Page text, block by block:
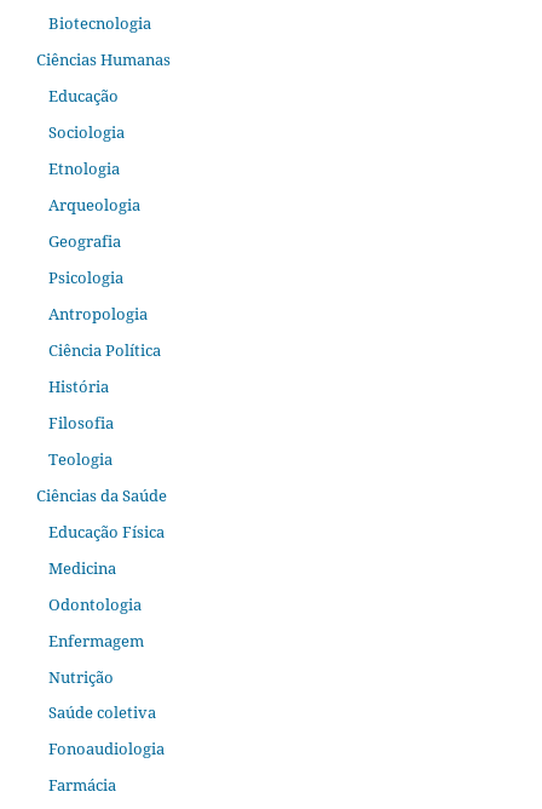
Biotecnologia
Ciências Humanas
Educação
Sociologia
Etnologia
Arqueologia
Geografia
Psicologia
Antropologia
Ciência Política
História
Filosofia
Teologia
Ciências da Saúde
Educação Física
Medicina
Odontologia
Enfermagem
Nutrição
Saúde coletiva
Fonoaudiologia
Farmácia